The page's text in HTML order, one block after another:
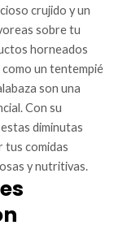
crujido y un
sobre tu
horneados
un tentempié
son una
Con su
diminutas
tus comidas
y nutritivas.